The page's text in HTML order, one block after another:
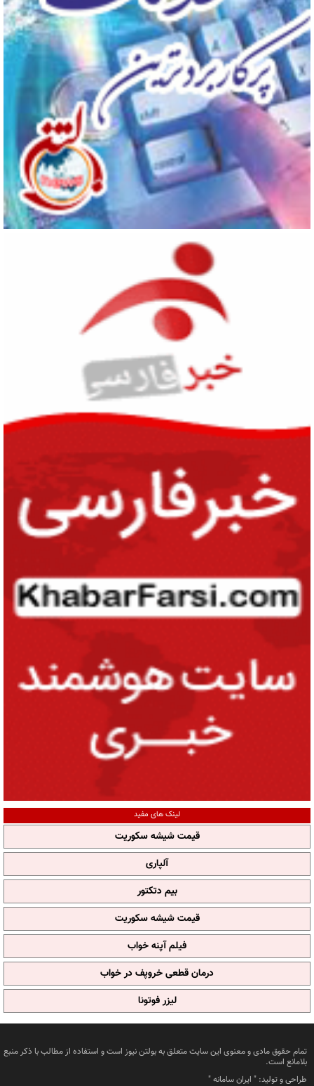
لینک های مفید
قیمت شیشه سکوریت
آلپاری
بیم دتکتور
قیمت شیشه سکوریت
فیلم آپنه خواب
درمان قطعی خروپف در خواب
لیزر فوتونا
تمام حقوق مادی و معنوی این سایت متعلق به بولتن نیوز است و استفاده از مطالب با ذکر منبع
بلامانع است.
طراحی و تولید: " ایران سامانه"